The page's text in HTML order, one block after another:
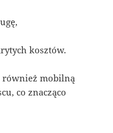
kosztów.
również mobilną
co znacząco